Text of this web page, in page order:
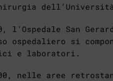
l’Ospedale San
ospedaliero si
e laboratori.
nelle aree